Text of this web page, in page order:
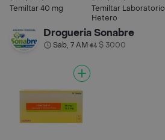
Temiltar 40 mg
Temiltar Laboratorio
Hetero
Drogueria Sonabre
Sab, 7 AM• $ 3000